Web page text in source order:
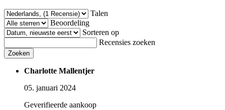
Talen
Beoordeling
Sorteren op
Recensies zoeken
Zoeken
Charlotte Mallentjer
05. januari 2024
Geverifieerde aankoop